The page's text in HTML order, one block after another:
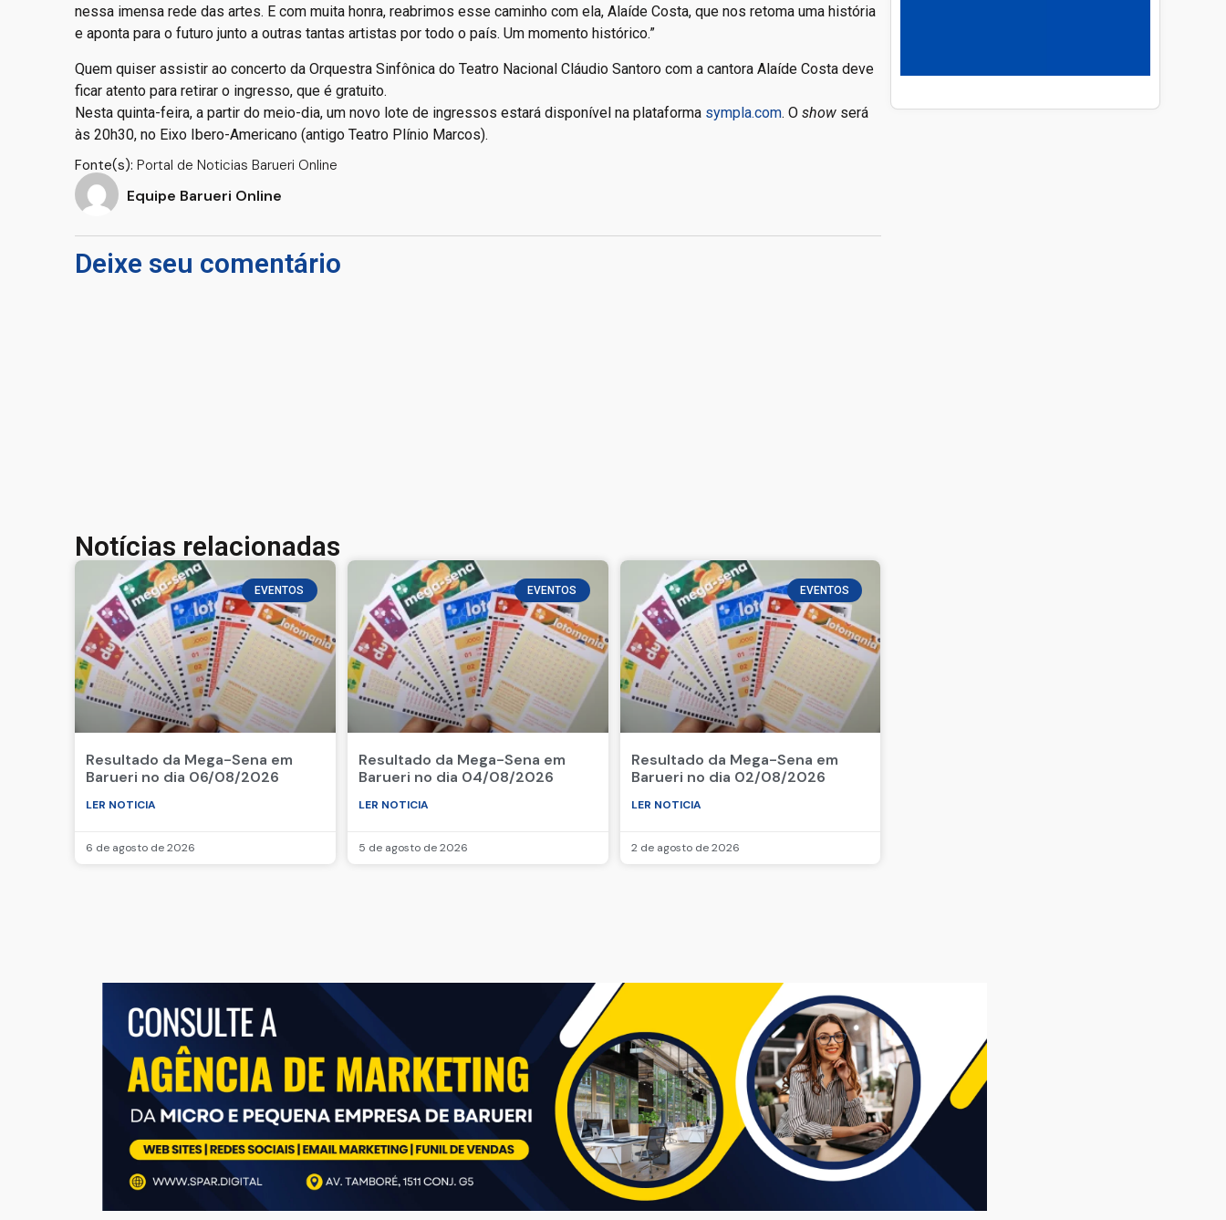
nessa imensa rede das artes. E com muita honra, reabrimos esse caminho com ela, Alaíde Costa, que nos retoma uma história
e aponta para o futuro junto a outras tantas artistas por todo o país. Um momento histórico.”
Quem quiser assistir ao concerto da Orquestra Sinfônica do Teatro Nacional Cláudio Santoro com a cantora Alaíde Costa deve
ficar atento para retirar o ingresso, que é gratuito.
Nesta quinta-feira, a partir do meio-dia, um novo lote de ingressos estará disponível na plataforma sympla.com. O show será
às 20h30, no Eixo Ibero-Americano (antigo Teatro Plínio Marcos).
Fonte(s): Portal de Noticias Barueri Online
Equipe Barueri Online
Deixe seu comentário
Notícias relacionadas
EVENTOS
Resultado da Mega-Sena em
Barueri no dia 06/08/2026
LER NOTICIA
6 de agosto de 2026
EVENTOS
Resultado da Mega-Sena em
Barueri no dia 04/08/2026
LER NOTICIA
5 de agosto de 2026
EVENTOS
Resultado da Mega-Sena em
Barueri no dia 02/08/2026
LER NOTICIA
2 de agosto de 2026